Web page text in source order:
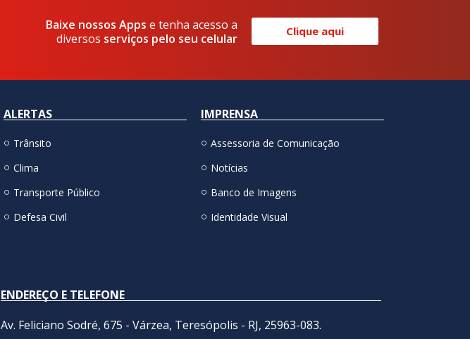
Baixe nossos Appse tenha acesso a
diversos serviços pelo seu celular Clique aqui
ALERTAS
Trânsito
Clima
Transporte Público
Defesa Civil
IMPRENSA
Assessoria de Comunicação
Notícias
Banco de Imagens
Identidade Visual
ENDEREÇO E TELEFONE
Av. Feliciano Sodré, 675 - Várzea, Teresópolis - RJ, 25963-083.